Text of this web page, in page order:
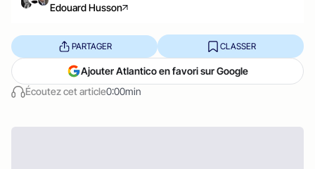
Edouard Husson
Écoutez cet article0:00min
PARTAGER CLASSER
Ajouter Atlantico en favori sur Google